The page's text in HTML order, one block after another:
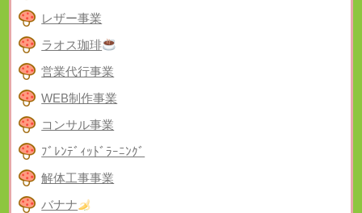
レザー事業
ラオス珈琲
営業代行事業
WEB制作事業
コンサル事業
ﾌﾞﾚﾝﾃﾞｨｯﾄﾞﾗｰﾆﾝｸﾞ
解体工事事業
バナナ